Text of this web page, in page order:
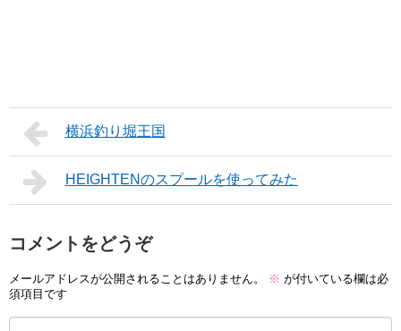
横浜釣り堀王国
HEIGHTENのスプールを使ってみた
コメントをどうぞ
メールアドレスが公開されることはありません。 ※ が付いている欄は必
須項目です